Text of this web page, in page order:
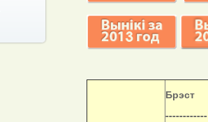
Брэст
------------